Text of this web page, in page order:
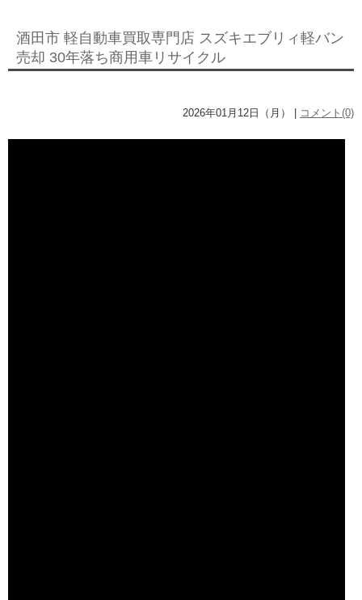
酒田市 軽自動車買取専門店 スズキエブリィ軽バン
売却 30年落ち商用車リサイクル
2026年01月12日（月） | コメント(0)